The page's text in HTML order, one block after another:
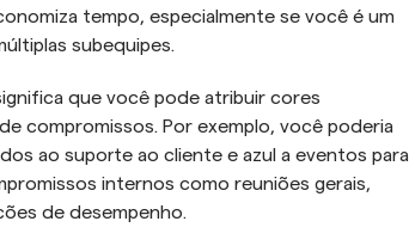
tempo, especialmente se você é um
subequipes.
que você pode atribuir cores
compromissos. Por exemplo, você poderia
ao suporte ao cliente e azul a eventos para
internos como reuniões gerais,
de desempenho.